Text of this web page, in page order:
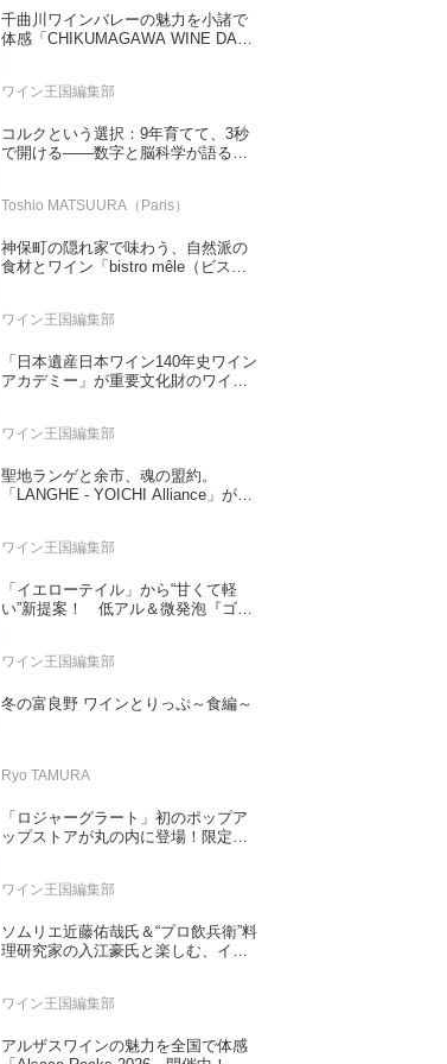
千曲川ワインバレーの魅力を小諸で
体感「CHIKUMAGAWA WINE DAYS
ワイン王国編集部
コルクという選択：9年育てて、3秒
で開ける——数字と脳科学が語る栓
Toshio MATSUURA（Paris）
神保町の隠れ家で味わう、自然派の
食材とワイン「bistro mêle（ビスト
ワイン王国編集部
「日本遺産日本ワイン140年史ワイン
アカデミー」が重要文化財のワイナ
ワイン王国編集部
聖地ランゲと余市、魂の盟約。
「LANGHE - YOICHI Alliance」が切
ワイン王国編集部
「イエローテイル」から“甘くて軽
い”新提案！ 低アル＆微発泡『ゴー
ワイン王国編集部
冬の富良野 ワインとりっぷ～食編～
Ryo TAMURA
「ロジャーグラート」初のポップア
ップストアが丸の内に登場！限定キ
ワイン王国編集部
ソムリエ近藤佑哉氏＆“プロ飲兵衛”料
理研究家の入江豪氏と楽しむ、イタ
たなペアリングを体験する、一夜限
月19日（金）開催！
ワイン王国編集部
アルザスワインの魅力を全国で体感